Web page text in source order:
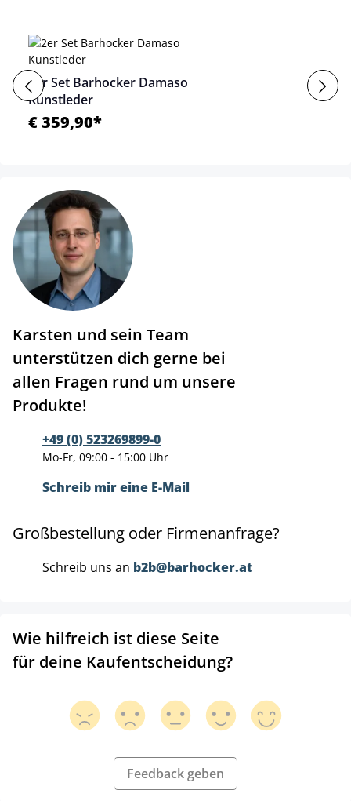
2er Set Barhocker Damaso
Kunstleder
€ 359,90*
Karsten und sein Team
unterstützen dich gerne bei
allen Fragen rund um unsere
Produkte!
+49 (0) 523269899-0
Mo-Fr, 09:00 - 15:00 Uhr
Schreib mir eine E-Mail
Großbestellung oder Firmenanfrage?
Schreib uns an b2b@barhocker.at
Wie hilfreich ist diese Seite
für deine Kaufentscheidung?
Feedback geben